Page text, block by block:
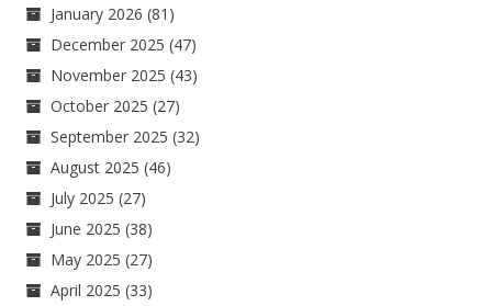
January 2026 (81)
December 2025 (47)
November 2025 (43)
October 2025 (27)
September 2025 (32)
August 2025 (46)
July 2025 (27)
June 2025 (38)
May 2025 (27)
April 2025 (33)